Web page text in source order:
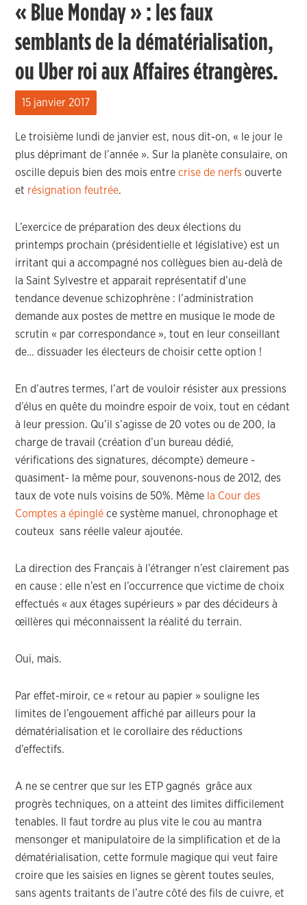
« Blue Monday » : les faux
semblants de la dématérialisation,
ou Uber roi aux Affaires étrangères.
15 janvier 2017
Le troisième lundi de janvier est, nous dit-on, « le jour le
plus déprimant de l’année ». Sur la planète consulaire, on
oscille depuis bien des mois entrecrise de nerfs ouverte
et résignation feutrée.
L’exercice de préparation des deux élections du
printemps prochain (présidentielle et législative) est un
irritant qui a accompagné nos collègues bien au-delà de
la Saint Sylvestre et apparait représentatif d’une
tendance devenue schizophrène : l’administration
demande aux postes de mettre en musique le mode de
scrutin « par correspondance », tout en leur conseillant
de… dissuader les électeurs de choisir cette option !
En d’autres termes, l’art de vouloir résister aux pressions
d’élus en quête du moindre espoir de voix, tout en cédant
à leur pression. Qu’il s’agisse de 20 votes ou de 200, la
charge de travail (création d’un bureau dédié,
vérifications des signatures, décompte) demeure -
quasiment- la même pour, souvenons-nous de 2012, des
taux de vote nuls voisins de 50%. Même la Cour des
Comptes a épinglé ce système manuel, chronophage et
couteux sans réelle valeur ajoutée.
La direction des Français à l’étranger n’est clairement pas
en cause : elle n’est en l’occurrence que victime de choix
effectués « aux étages supérieurs » par des décideurs à
œillères qui méconnaissent la réalité du terrain.
Oui, mais.
Par effet-miroir, ce « retour au papier » souligne les
limites de l’engouement affiché par ailleurs pour la
dématérialisation et le corollaire des réductions
d’effectifs.
A ne se centrer que sur les ETP gagnés grâce aux
progrès techniques, on a atteint des limites difficilement
tenables. Il faut tordre au plus vite le cou au mantra
mensonger et manipulatoire de la simplification et de la
dématérialisation, cette formule magique qui veut faire
croire que les saisies en lignes se gèrent toutes seules,
sans agents traitants de l’autre côté des fils de cuivre, et